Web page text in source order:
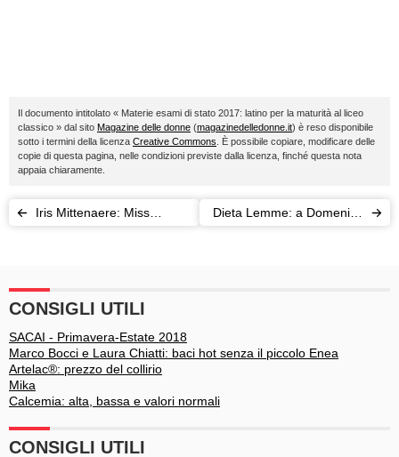
Il documento intitolato « Materie esami di stato 2017: latino per la maturità al liceo
classico » dal sito Magazine delle donne (magazinedelledonne.it) è reso disponibile
sotto i termini della licenza Creative Commons . È possibile copiare, modificare delle
copie di questa pagina, nelle condizioni previste dalla licenza, finché questa nota
appaia chiaramente.
Iris Mittenaere: Miss
Dieta Lemme: a Domenica
CONSIGLI UTILI
SACAI - Primavera-Estate 2018
Marco Bocci e Laura Chiatti: baci hot senza il piccolo Enea
Artelac®: prezzo del collirio
Mika
Calcemia: alta, bassa e valori normali
CONSIGLI UTILI